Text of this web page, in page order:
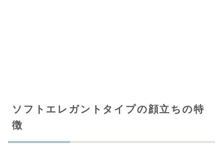
ソフトエレガントタイプの顔立ちの特
徴